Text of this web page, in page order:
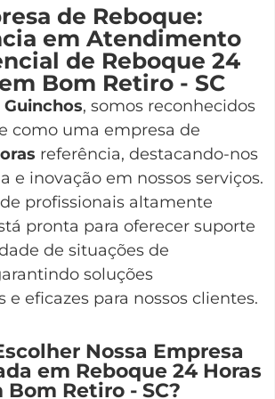
de Reboque:
em Atendimento
de Reboque 24
Bom Retiro - SC
, somos reconhecidos
como uma empresa de
referência, destacando-nos
e inovação em nossos serviços.
profissionais altamente
pronta para oferecer suporte
de situações de
soluções
e eficazes para nossos clientes.
Nossa Empresa
em Reboque 24 Horas
Bom Retiro - SC?